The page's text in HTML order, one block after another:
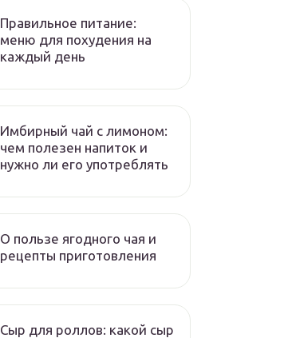
Правильное питание:
меню для похудения на
каждый день
Имбирный чай с лимоном:
чем полезен напиток и
нужно ли его употреблять
О пользе ягодного чая и
рецепты приготовления
Сыр для роллов: какой сыр